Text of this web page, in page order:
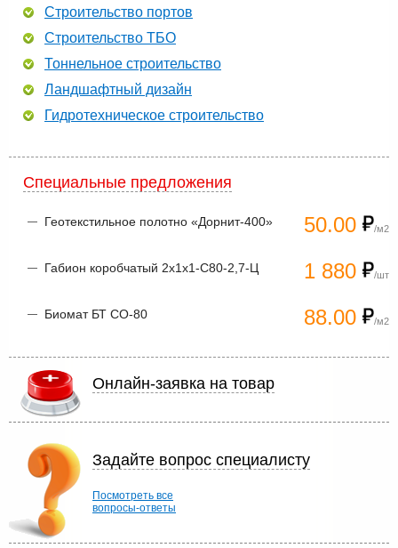
Строительство портов
Строительство ТБО
Тоннельное строительство
Ландшафтный дизайн
Гидротехническое строительство
Специальные предложения
50.00 /м2
Геотекстильное полотно «Дорнит-400»
1 880 /шт
Габион коробчатый 2х1х1-С80-2,7-Ц
88.00 /м2
Биомат БТ СО-80
Онлайн-заявка на товар
Задайте вопрос специалисту
Посмотреть все
вопросы-ответы